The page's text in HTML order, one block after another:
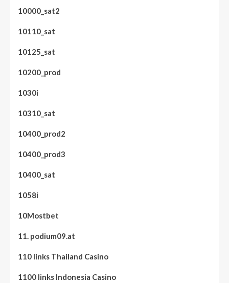
10000_sat2
10110_sat
10125_sat
10200_prod
1030i
10310_sat
10400_prod2
10400_prod3
10400_sat
1058i
10Mostbet
11. podium09.at
110 links Thailand Casino
1100 links Indonesia Casino